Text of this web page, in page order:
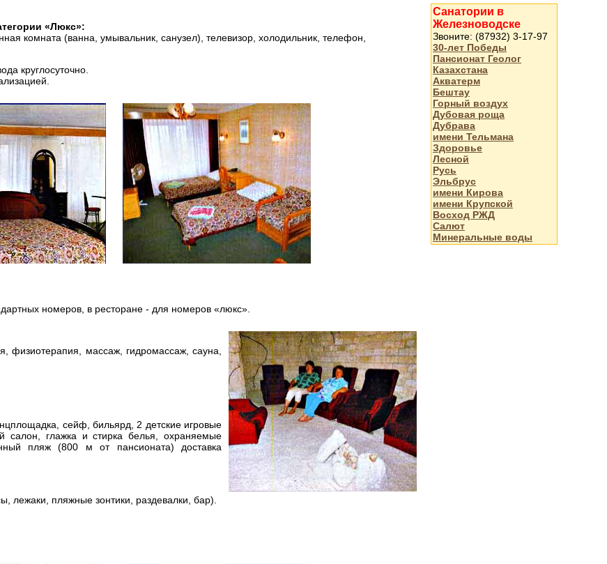
«Люкс»:
комната (ванна, умывальник, санузел), телевизор, холодильник, телефон,
круглосуточно.
номеров, в ресторане - для номеров «люкс».
физиотерапия, массаж, гидромассаж, сауна,
сейф, бильярд, 2 детские игровые
салон, глажка и стирка белья, охраняемые
пляж (800 м от пансионата) доставка
лежаки, пляжные зонтики, раздевалки, бар).
Санатории в
Железноводске
Звоните: (87932) 3-17-97
30-лет Победы
Пансионат Геолог
Казахстана
Акватерм
Бештау
Горный воздух
Дубовая роща
Дубрава
имени Тельмана
Здоровье
Лесной
Русь
Эльбрус
имени Кирова
имени Крупской
Восход РЖД
Салют
Минеральные воды